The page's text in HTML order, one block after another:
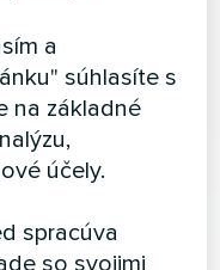
a
súhlasíte s
na základné
účely.
spracúva
so svojimi